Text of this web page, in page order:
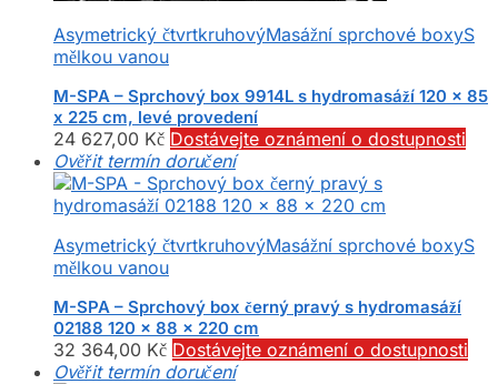
Asymetrický čtvrtkruhovýMasážní sprchové boxyS
mělkou vanou
M-SPA – Sprchový box 9914L s hydromasáží 120 x 85
x 225 cm, levé provedení
24 627,00 Kč Dostávejte oznámení o dostupnosti
Ověřit termín doručení
Asymetrický čtvrtkruhovýMasážní sprchové boxyS
mělkou vanou
M-SPA – Sprchový box černý pravý s hydromasáží
02188 120 x 88 x 220 cm
32 364,00 Kč Dostávejte oznámení o dostupnosti
Ověřit termín doručení